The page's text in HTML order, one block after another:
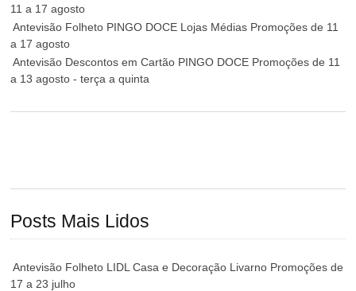
11 a 17 agosto
Antevisão Folheto PINGO DOCE Lojas Médias Promoções de 11
a 17 agosto
Antevisão Descontos em Cartão PINGO DOCE Promoções de 11
a 13 agosto - terça a quinta
Posts Mais Lidos
Antevisão Folheto LIDL Casa e Decoração Livarno Promoções de
17 a 23 julho